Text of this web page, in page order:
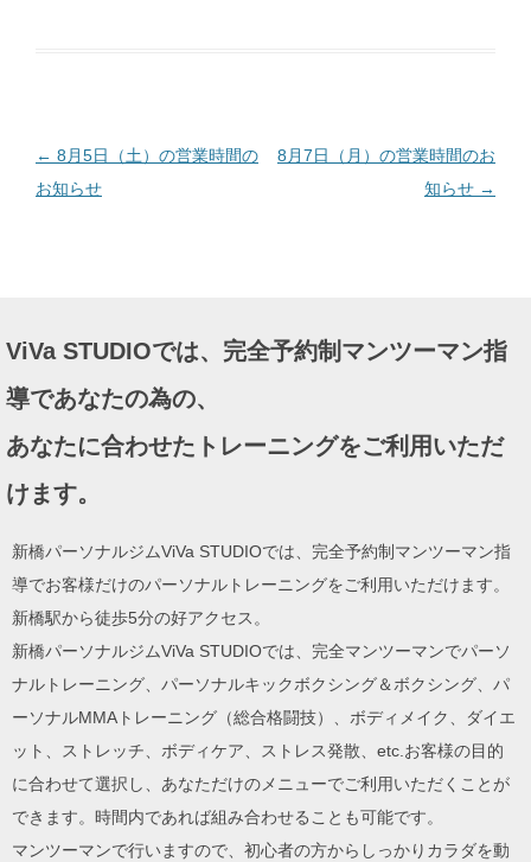
で
開
ま
す
投
稿
シ
ョ
← 8月5日（土）の営業時間の
お知らせ
8月7日（月）の営業時間のお
知らせ →
ViVa STUDIOでは、完全予約制マンツーマン指
導であなたの為の、
あなたに合わせたトレーニングをご利用いただ
けます。
新橋パーソナルジムViVa STUDIOでは、完全予約制マンツーマン指
導でお客様だけのパーソナルトレーニングをご利用いただけます。
新橋駅から徒歩5分の好アクセス。
新橋パーソナルジムViVa STUDIOでは、完全マンツーマンでパーソ
ナルトレーニング、パーソナルキックボクシング＆ボクシング、パ
ーソナルMMAトレーニング（総合格闘技）、ボディメイク、ダイエ
ット、ストレッチ、ボディケア、ストレス発散、etc.お客様の目的
に合わせて選択し、あなただけのメニューでご利用いただくことが
できます。時間内であれば組み合わせることも可能です。
マンツーマンで行いますので、初心者の方からしっかりカラダを動